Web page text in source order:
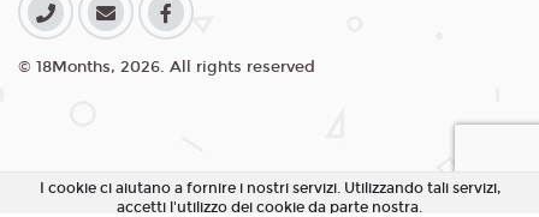
© 18Months, 2026. All rights reserved
I cookie ci aiutano a fornire i nostri servizi. Utilizzando tali servizi,
accetti l'utilizzo dei cookie da parte nostra.